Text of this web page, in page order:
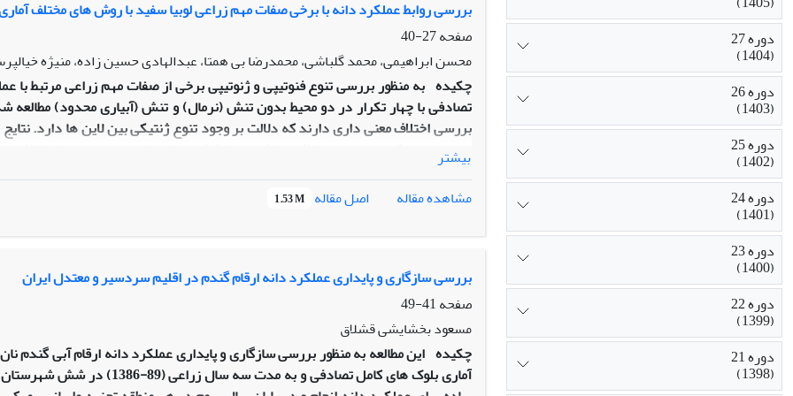
بررسی روابط عملکرد دانه با برخی صفات مهم زراعی لوبیا سفید با روش های مختلف
صفحه27-40
محسن ابراهیمی، محمد گلباشی، محمدرضا بی همتا، عبدالهادی حسین زاده، منیژه
چکیده
تصادفی با چهار تکرار در دو محیط بدون تنش (نرمال) و تنش (آبیاری محدود) مطالعه
بررسی اختلاف معنی داری دارند که دلالت بر وجود تنوع ژنتیکی بین لاین ها دارد.
ترتیب بر عملکرد دانه، وزن غلاف، عملکرد بیولوژیک، تعداد دانه در بوته و تعداد
دهی و میانگین هندسی محصول دهی بهترین شاخص ها برای تعیین ژنوتیپ های
محیط تنش بیش از 86 درصد از کل تغییرات داده ها را توجیه نمودند. نتایج
ها را می توان به وزن غلاف، شاخص برداشت، وزن صد دانه و تعداد دانه در گیاه
گرفتند.
بیشتر
مشاهده مقاله
اصل مقاله 1.53 M
بررسی سازگاری و پایداری عملکرد دانه ارقام گندم در اقلیم سردسیر و معتدل ایران
صفحه41-49
مسعود بخشایشی قشلاق
چکیده
آماری بلوک های کامل تصادفی
دوره 27
(1404)
دوره 26
(1403)
دوره 25
(1402)
دوره 24
(1401)
دوره 23
(1400)
دوره 22
(1399)
دوره 21
(1398)